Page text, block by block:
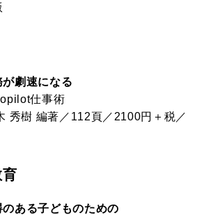
劇速になる
仕事術
秀樹 編著／112頁／2100円＋税／
ある子どものための